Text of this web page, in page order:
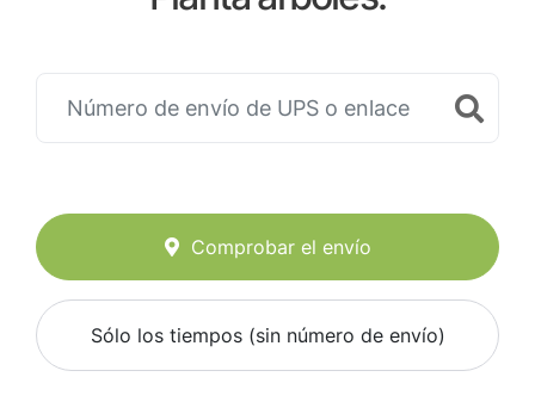
Comprobar el envío
Sólo los tiempos (sin número de envío)